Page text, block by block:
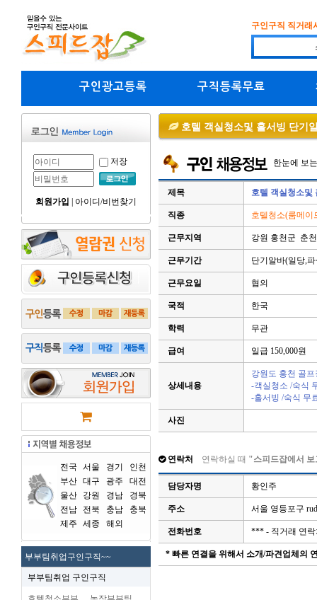
구인구직 직거래
구인광고등록 구직등록무료
저장
회원가입 아이디/비번찾기
전국 서울 경기
인천
부산 대구 광주
대전
울산
강원 경남
경북
전남
전북 충남
충북
제주
세종 해외
부부팀취업구인구직~~
부부팀취업 구인구직
호텔 객실청소및 홀서빙 단기
한눈에 보
제목 호텔 객실청소및
직종 호텔청소(룸메이
근무지역 강원 홍천군 춘
근무기간 단기알바(일당,
근무요일 협의
국적 한국
학력 무관
급여 일급 150,000원
상세내용
강원도 홍천 골
-객실청소 /숙식
-홀서빙 /숙식 무
사진
연락처 연락하실 때 "스피드잡에서
담당자명 황인주
주소 서울 영등포구
전화번호 *** - 직거래 연
* 빠른 연결을 위해서 소개/파견업체의